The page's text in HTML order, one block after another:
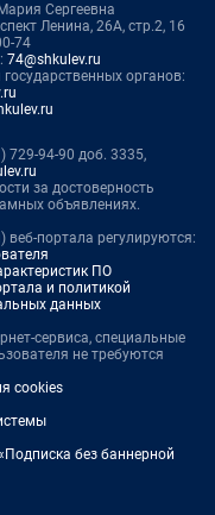
Сергеевна
Ленина, 26А, стр.2, 16
74
74@shkulev.ru
органов:
729-94-90 доб. 3335,
за достоверность
объявлениях.
веб-портала регулируются:
ПО
и политикой
данных
сервиса, специальные
не требуются
cookies
без баннерной